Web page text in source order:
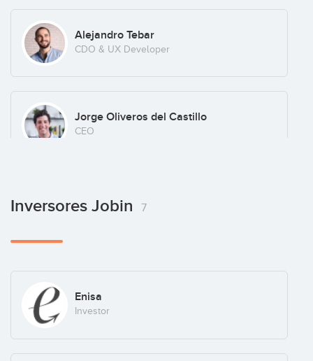
Alejandro Tebar
CDO & UX Developer
Jorge Oliveros del Castillo
CEO
Roberto Menendez
CMO
COO
Inversores Jobin 7
Enisa
Investor